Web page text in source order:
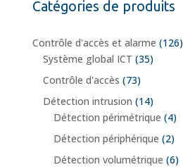
Catégories de produits
Contrôle d'accès et alarme (126)
Système global ICT (35)
Contrôle d'accès (73)
Détection intrusion (14)
Détection périmétrique (4)
Détection périphérique (2)
Détection volumétrique (6)